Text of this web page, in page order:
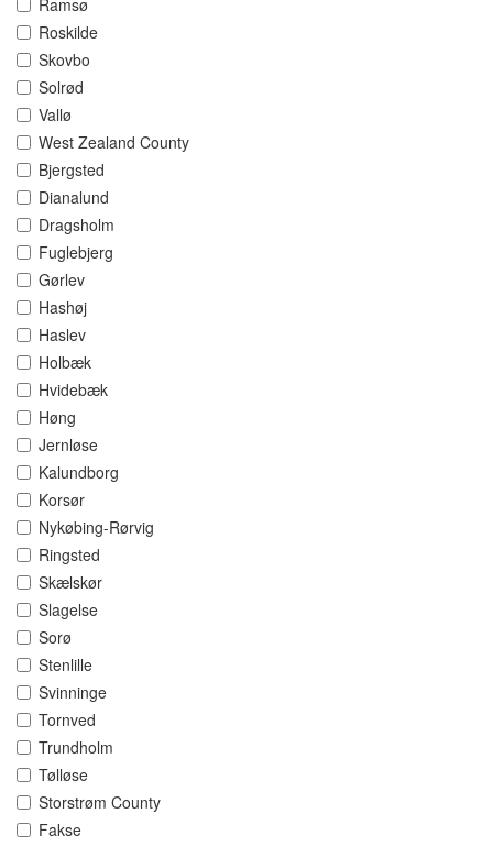
Ramsø
Roskilde
Skovbo
Solrød
Vallø
West Zealand County
Bjergsted
Dianalund
Dragsholm
Fuglebjerg
Gørlev
Hashøj
Haslev
Holbæk
Hvidebæk
Høng
Jernløse
Kalundborg
Korsør
Nykøbing-Rørvig
Ringsted
Skælskør
Slagelse
Sorø
Stenlille
Svinninge
Tornved
Trundholm
Tølløse
Storstrøm County
Fakse